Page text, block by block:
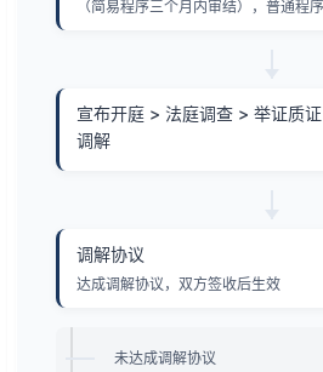
（简易程序三个月内审结），普通程
宣布开庭 > 法庭调查 > 举证质
调解
调解协议
达成调解协议，双方签收后生效
未达成调解协议